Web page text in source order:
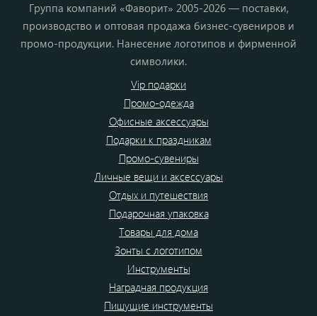
Группа компаний «Фаворит» 2005-2026 — поставки,
производство и оптовая продажа бизнес-сувениров и
промо-продукции. Нанесение логотипов и фирменной
символики.
Vip подарки
Промо-одежда
Офисные аксессуары
Подарки к праздникам
Промо-сувениры
Личные вещи и аксессуары
Отдых и путешествия
Подарочная упаковка
Товары для дома
Зонты с логотипом
Инструменты
Наградная продукция
Пишущие инструменты